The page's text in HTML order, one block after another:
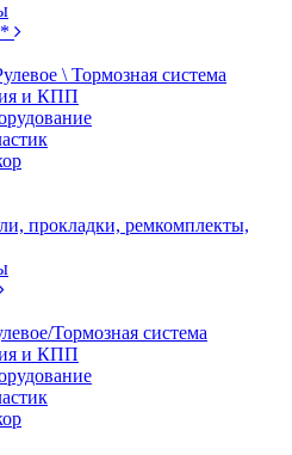
\ Тормозная система
и КПП
прокладки, ремкомплекты,
Тормозная система
и КПП